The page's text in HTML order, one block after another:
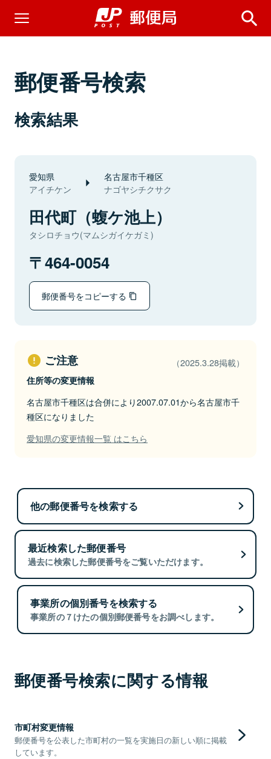
郵便番号検索
検索結果
愛知県
アイチケン
名古屋市千種区
ナゴヤシチクサク
田代町（蝮ケ池上）
タシロチョウ(マムシガイケガミ)
464-0054
郵便番号をコピーする
ご注意 （2025.3.28掲載）
住所等の変更情報
名古屋市千種区は合併により2007.07.01から名古屋市千
種区になりました
愛知県の変更情報一覧 はこちら
他の郵便番号を検索する
最近検索した郵便番号
過去に検索した郵便番号をご覧いただけます。
事業所の個別番号を検索する
事業所の７けたの個別郵便番号をお調べします。
郵便番号検索に関する情報
市町村変更情報
郵便番号を公表した市町村の一覧を実施日の新しい順に掲載
しています。